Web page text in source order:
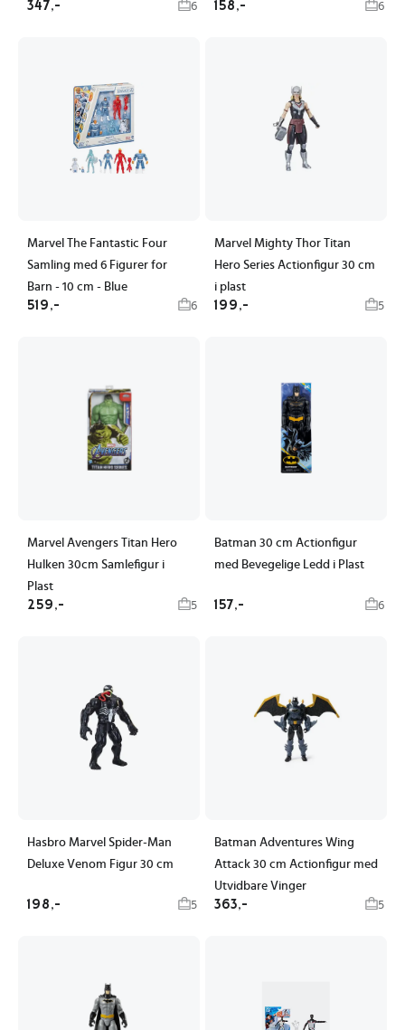
347,- 6 158,- 6
Marvel The Fantastic Four
Samling med 6 Figurer for
Barn - 10 cm - Blue
519,- 6
Marvel Mighty Thor Titan
Hero Series Actionfigur 30 cm
i plast
199,- 5
Marvel Avengers Titan Hero
Hulken 30cm Samlefigur i
Plast
259,- 5
Batman 30 cm Actionfigur
med Bevegelige Ledd i Plast
157,- 6
Hasbro Marvel Spider-Man
Deluxe Venom Figur 30 cm
198,- 5
Batman Adventures Wing
Attack 30 cm Actionfigur med
Utvidbare Vinger
363,- 5